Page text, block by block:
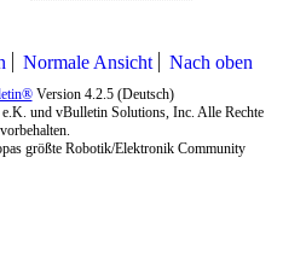
Normale Ansicht Nach oben
Version 4.2.5 (Deutsch)
und vBulletin Solutions, Inc. Alle Rechte
vorbehalten.
größte Robotik/Elektronik Community